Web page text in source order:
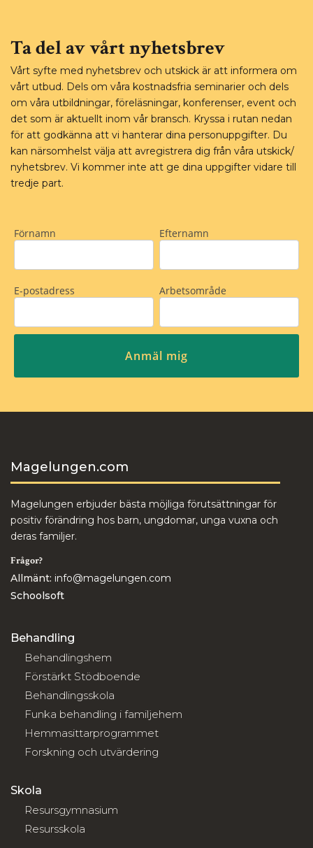
Ta del av vårt nyhetsbrev
Vårt syfte med nyhetsbrev och utskick är att informera om
vårt utbud. Dels om våra kostnadsfria seminarier och dels
om våra utbildningar, föreläsningar, konferenser, event och
det som är aktuellt inom vår bransch. Kryssa i rutan nedan
för att godkänna att vi hanterar dina personuppgifter. Du
kan närsomhelst välja att avregistrera dig från våra utskick/
nyhetsbrev. Vi kommer inte att ge dina uppgifter vidare till
tredje part.
Magelungen.com
Magelungen erbjuder bästa möjliga förutsättningar för
positiv förändring hos barn, ungdomar, unga vuxna och
deras familjer.
Frågor?
Allmänt: info@magelungen.com
Schoolsoft
Behandling
Behandlingshem
Förstärkt Stödboende
Behandlingsskola
Funka behandling i familjehem
Hemmasittarprogrammet
Forskning och utvärdering
Skola
Resursgymnasium
Resursskola